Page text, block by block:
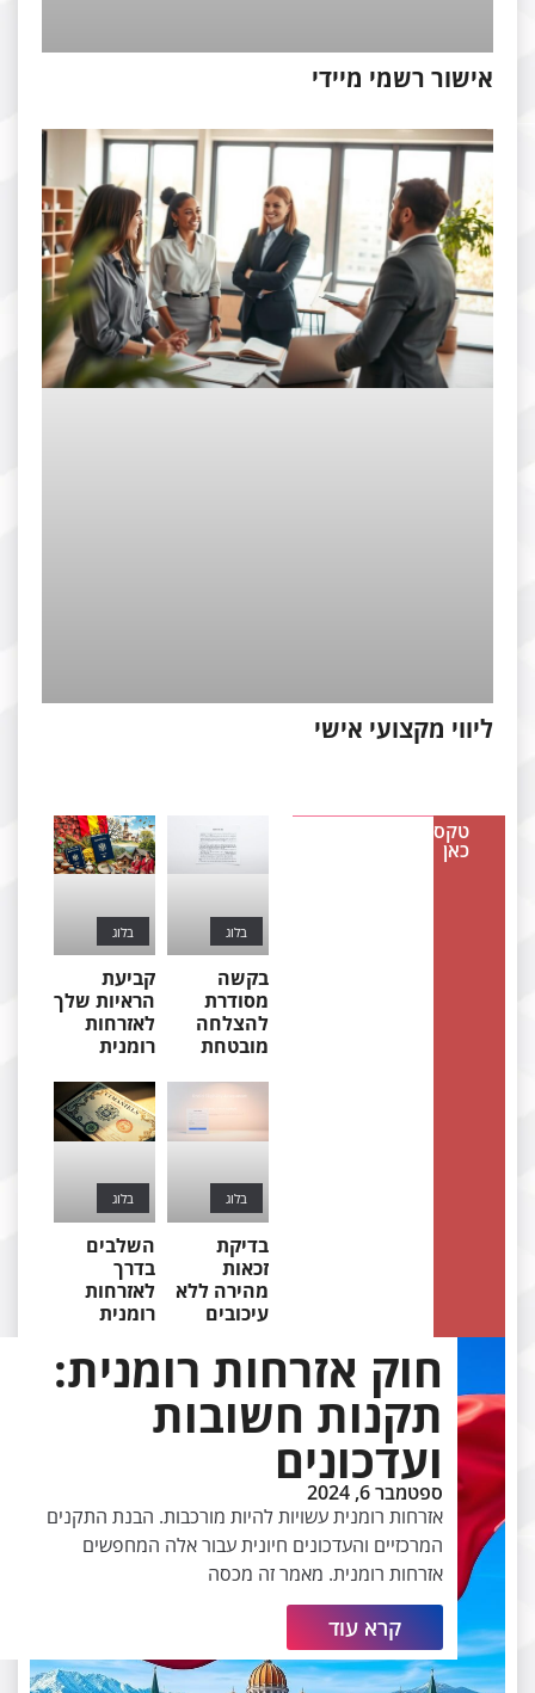
רשמי מיידי
מקצועי אישי
חוק אזרחות רומנית:
תקנות חשובות
ועדכונים
ספטמבר 6, 2024
אזרחות רומנית עשויות להיות מורכבות. הבנת התקנים
המרכזיים והעדכונים חיונית עבור אלה המחפשים
אזרחות רומנית. מאמר זה מכסה
קרא עוד
בקשה
מסודרת
להצלחה
מובטחת
קביעת
הראיות שלך
לאזרחות
רומנית
בדיקת
מהירה ללא
עיכובים
השלבים
לאזרחות
רומנית